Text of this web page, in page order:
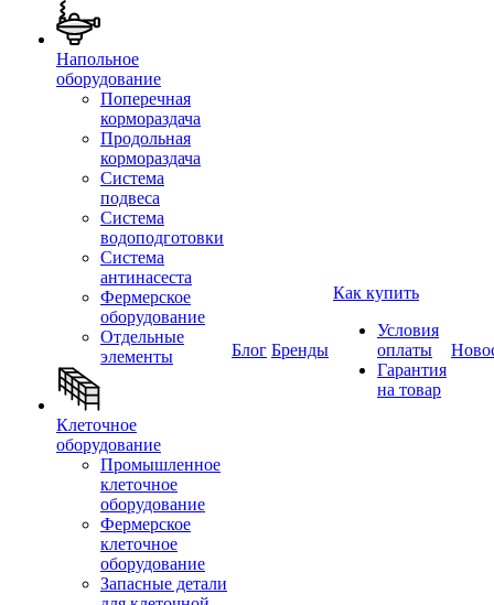
Напольное
оборудование
Поперечная
кормораздача
Продольная
кормораздача
Система
подвеса
Система
водоподготовки
Система
антинасеста
Фермерское
оборудование
Отдельные
элементы
Клеточное
оборудование
Промышленное
клеточное
оборудование
Фермерское
клеточное
оборудование
Запасные детали
Блог Бренды
Как купить
Условия
оплаты
Гарантия
на товар